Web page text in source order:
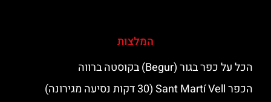
המלצות
הכל על כפר בגור (Begur) בקוסטה ברווה
הכפר Sant Martí Vell (30 דקות נסיעה מגירונה)